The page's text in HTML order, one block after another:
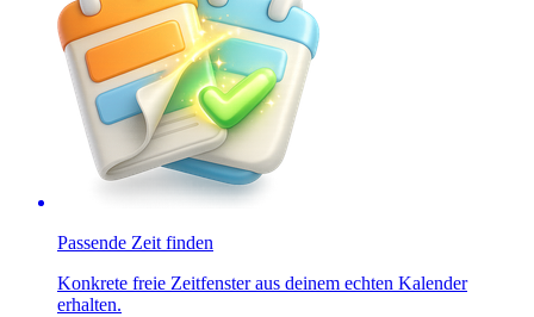
Passende Zeit finden
Konkrete freie Zeitfenster aus deinem echten Kalender
erhalten.